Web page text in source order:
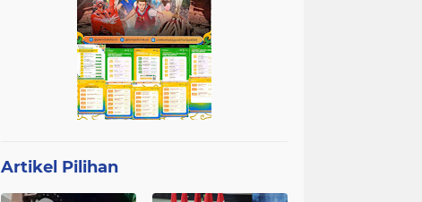
Artikel Pilihan